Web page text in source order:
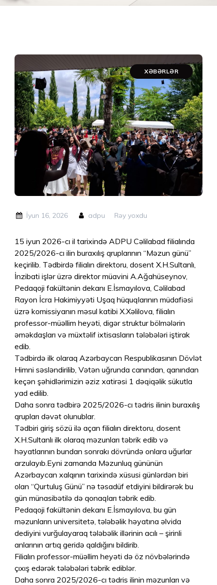
XƏBƏRLƏR
İyun 16, 2026 adpu Rəy yoxdu
15 iyun 2026-cı il tarixində ADPU Cəlilabad filialında
2025/2026-cı ilin buraxılış qruplarının “Məzun günü”
keçirilib. Tədbirdə filialın direktoru, dosent X.H.Sultanlı,
İnzibati işlər üzrə direktor müavini A.Ağahüseynov,
Pedaqoji fakültənin dekanı E.İsmayılova, Cəlilabad
Rayon İcra Hakimiyyəti Uşaq hüquqlarının müdafiəsi
üzrə komissiyanın məsul katibi X.Xəlilova, filialın
professor-müəllim heyəti, digər struktur bölmələrin
əməkdaşları və müxtəlif ixtisasların tələbələri iştirak
edib.
Tədbirdə ilk olaraq Azərbaycan Respublikasının Dövlət
Himni səsləndirilib, Vətən uğrunda canından, qanından
keçən şəhidlərimizin əziz xatirəsi 1 dəqiqəlik sükutla
yad edilib.
Daha sonra tədbirə 2025/2026-cı tədris ilinin buraxılış
qrupları dəvət olunublar.
Tədbiri giriş sözü ilə açan filialın direktoru, dosent
X.H.Sultanlı ilk olaraq məzunları təbrik edib və
həyatlarının bundan sonrakı dövründə onlara uğurlar
arzulayıb.Eyni zamanda Məzunluq gününün
Azərbaycan xalqının tarixində xüsusi günlərdən biri
olan “Qurtuluş Günü” nə təsadüf etdiyini bildirərək bu
gün münasibətilə də qonaqları təbrik edib.
Pedaqoji fakültənin dekanı E.İsmayılova, bu gün
məzunların universitetə, tələbəlik həyatına əlvida
dediyini vurğulayaraq tələbəlik illərinin acılı – şirinli
anlarının artıq geridə qaldığını bildirib.
Filialın professor-müəllim heyəti də öz növbələrində
çıxış edərək tələbələri təbrik ediblər.
Daha sonra 2025/2026-cı tədris ilinin məzunları və